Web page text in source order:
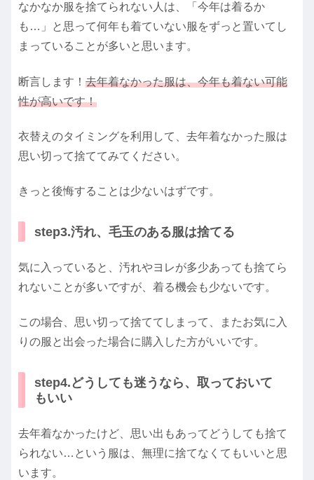
なかなか服を捨てられない人は、「今年は着るか
も…」と思って何年も着ていない服をずっと置いてし
まっていることが多いと思います。
断言します！ 去年着なかった服は、今年も着ない可能
性が高いです！
衣替えのタイミングを利用して、去年着なかった服は
思い切って捨ててみてください。
きっと後悔することは少ないはずです。
step3.汚れ、毛玉のある服は捨てる
気に入っていると、汚れやヨレが多少あっても捨てら
れないことが多いですが、着る機会も少ないです。
この場合、思い切って捨ててしまって、またお気に入
りの服と出会った場合に購入した方がいいです。
step4.どうしても迷うなら、取っておいて
もいい
去年着なかったけど、思い出もあってどうしても捨て
られない…という服は、無理に捨てなくてもいいと思
います。